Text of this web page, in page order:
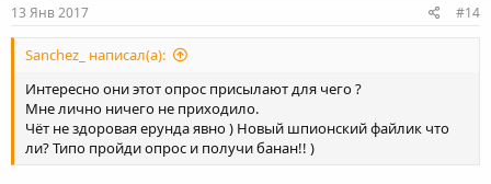
ы
й
г
о
13 Янв 2017 #14
Sanchez_ написал(а):
Интересно они этот опрос присылают для чего ?
Мне лично ничего не приходило.
Чёт не здоровая ерунда явно ) Новый шпионский файлик что
ли? Типо пройди опрос и получи банан!! )